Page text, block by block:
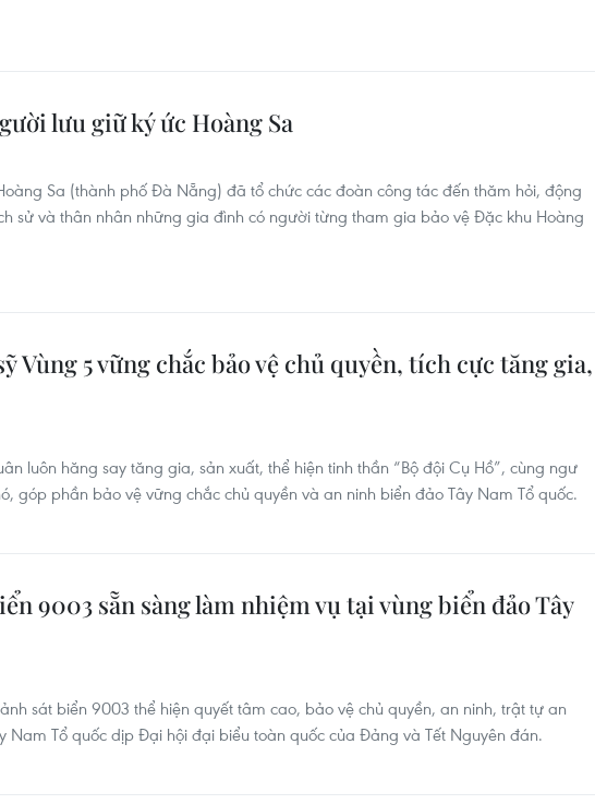
lưu giữ ký ức Hoàng Sa
Sa (thành phố Đà Nẵng) đã tổ chức các đoàn công tác đến thăm hỏi, động
sử và thân nhân những gia đình có người từng tham gia bảo vệ Đặc khu Hoàng
Vùng 5 vững chắc bảo vệ chủ quyền, tích cực tăng gia,
luôn hăng say tăng gia, sản xuất, thể hiện tinh thần “Bộ đội Cụ Hồ”, cùng ngư
góp phần bảo vệ vững chắc chủ quyền và an ninh biển đảo Tây Nam Tổ quốc.
9003 sẵn sàng làm nhiệm vụ tại vùng biển đảo Tây
sát biển 9003 thể hiện quyết tâm cao, bảo vệ chủ quyền, an ninh, trật tự an
Nam Tổ quốc dịp Đại hội đại biểu toàn quốc của Đảng và Tết Nguyên đán.